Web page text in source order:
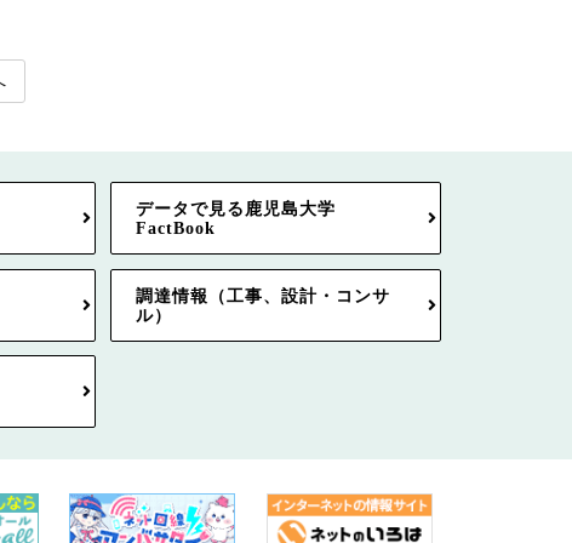
データで見る鹿児島大学
FactBook
調達情報（工事、設計・コンサ
ル）